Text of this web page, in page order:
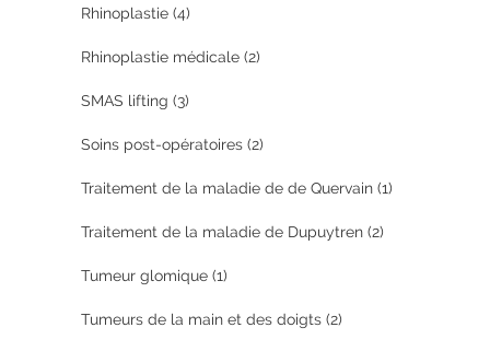
Rhinoplastie (4)
Rhinoplastie médicale (2)
SMAS lifting (3)
Soins post-opératoires (2)
Traitement de la maladie de de Quervain (1)
Traitement de la maladie de Dupuytren (2)
Tumeur glomique (1)
Tumeurs de la main et des doigts (2)